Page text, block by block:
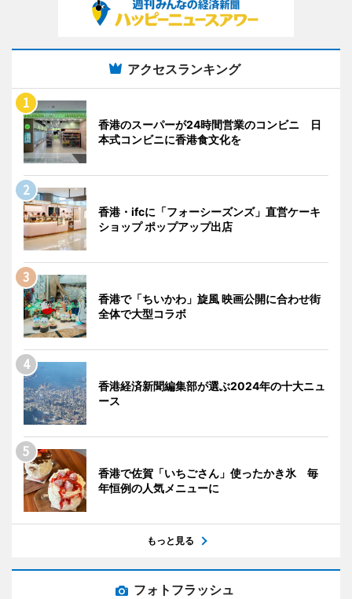
アクセスランキング
香港のスーパーが24時間営業のコンビニ 日
本式コンビニに香港食文化を
香港・ifcに「フォーシーズンズ」直営ケーキ
ショップ ポップアップ出店
香港で「ちいかわ」旋風 映画公開に合わせ街
全体で大型コラボ
香港経済新聞編集部が選ぶ2024年の十大ニュ
ース
香港で佐賀「いちごさん」使ったかき氷 毎
年恒例の人気メニューに
もっと見る
フォトフラッシュ